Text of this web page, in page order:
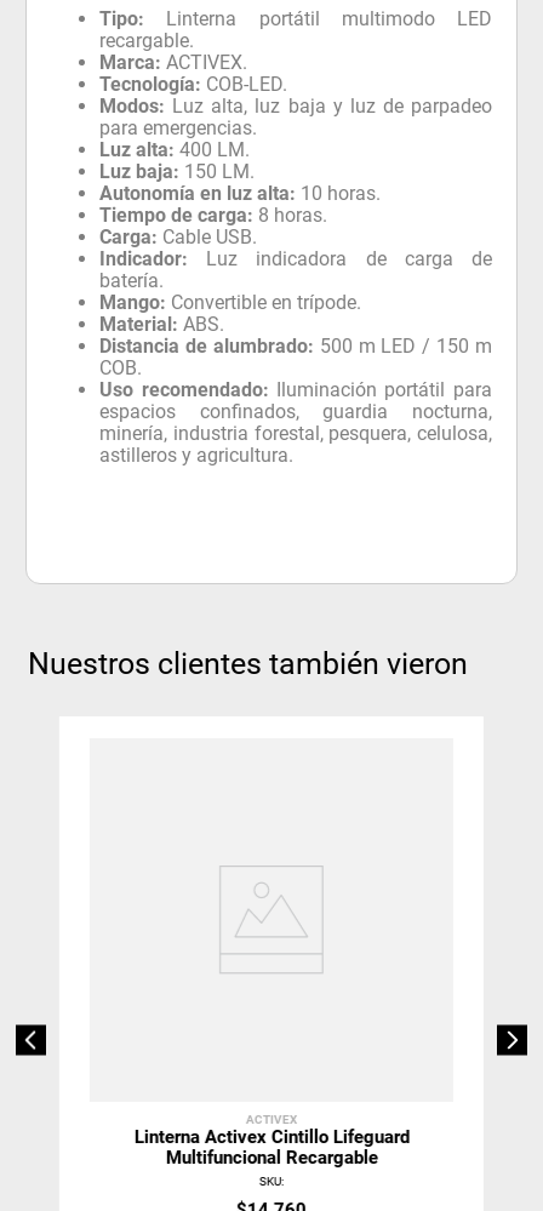
Tipo: Linterna portátil multimodo LED
recargable.
Marca: ACTIVEX.
Tecnología: COB-LED.
Modos: Luz alta, luz baja y luz de parpadeo
para emergencias.
Luz alta: 400 LM.
Luz baja: 150 LM.
Autonomía en luz alta: 10 horas.
Tiempo de carga: 8 horas.
Carga: Cable USB.
Indicador: Luz indicadora de carga de
batería.
Mango: Convertible en trípode.
Material: ABS.
Distancia de alumbrado: 500 m LED / 150 m
COB.
Uso recomendado: Iluminación portátil para
espacios confinados, guardia nocturna,
minería, industria forestal, pesquera, celulosa,
astilleros y agricultura.
Nuestros clientes también vieron
ACTIVEX
Linterna Activex Cintillo Lifeguard
Multifuncional Recargable
SKU: